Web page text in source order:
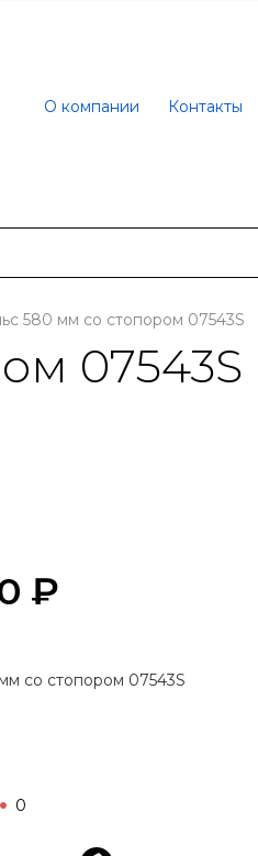
О компании Контакты
580 мм со стопором 07543S
07543S
₽
со стопором 07543S
0